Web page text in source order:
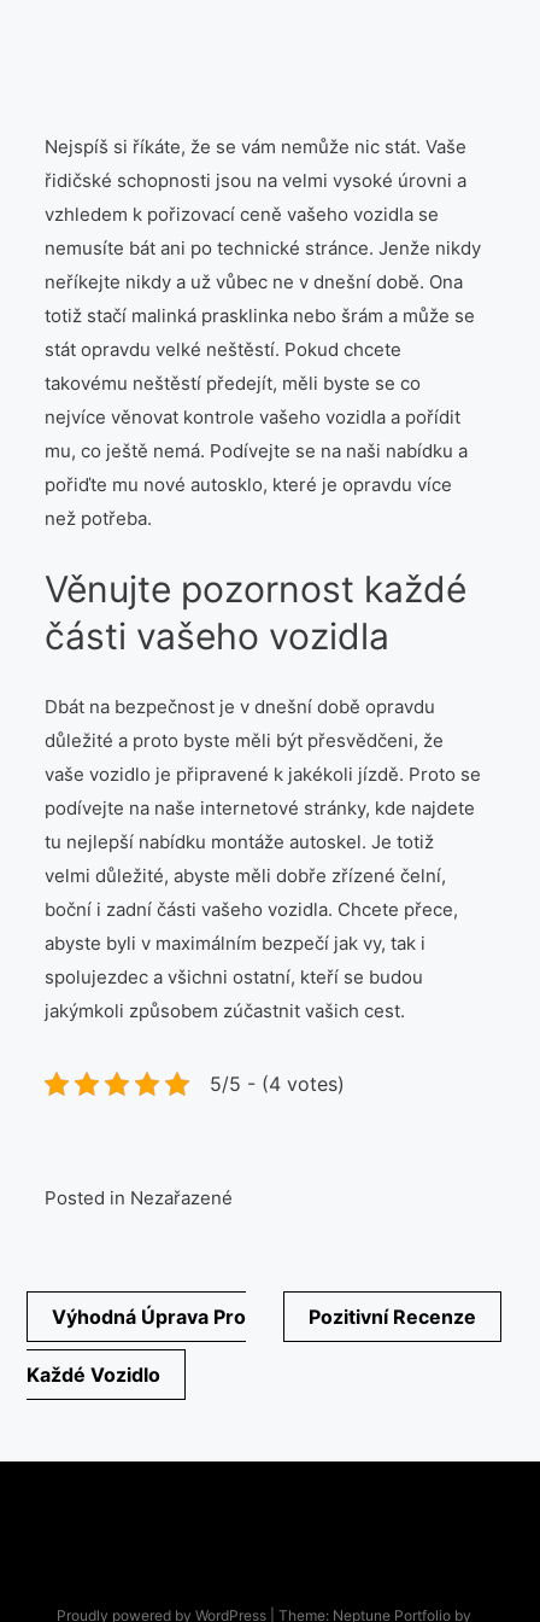
Produkty
Společnost
Vztahy
Web
Zvířata
Nejspíš si říkáte, že se vám nemůže nic stát. Vaše
řidičské schopnosti jsou na velmi vysoké úrovni a
vzhledem k pořizovací ceně vašeho vozidla se
nemusíte bát ani po technické stránce. Jenže nikdy
neříkejte nikdy a už vůbec ne v dnešní době. Ona
totiž stačí malinká prasklinka nebo šrám a může se
stát opravdu velké neštěstí. Pokud chcete
takovému neštěstí předejít, měli byste se co
nejvíce věnovat kontrole vašeho vozidla a pořídit
mu, co ještě nemá. Podívejte se na naši nabídku a
pořiďte mu nové autosklo, které je opravdu více
než potřeba.
Věnujte pozornost každé
části vašeho vozidla
Dbát na bezpečnost je v dnešní době opravdu
důležité a proto byste měli být přesvědčeni, že
vaše vozidlo je připravené k jakékoli jízdě. Proto se
podívejte na naše internetové stránky, kde najdete
tu nejlepší nabídku montážeautoskel. Je totiž
velmi důležité, abyste měli dobře zřízené čelní,
boční i zadní části vašeho vozidla. Chcete přece,
abyste byli v maximálním bezpečí jak vy, tak i
spolujezdec a všichni ostatní, kteří se budou
jakýmkoli způsobem zúčastnit vašich cest.
5/5 - (4 votes)
Posted in Nezařazené
Navigace
pro
příspěvek
Výhodná Úprava Pro
Každé Vozidlo
Pozitivní Recenze
Proudly powered by WordPress Theme: Neptune Portfolio by